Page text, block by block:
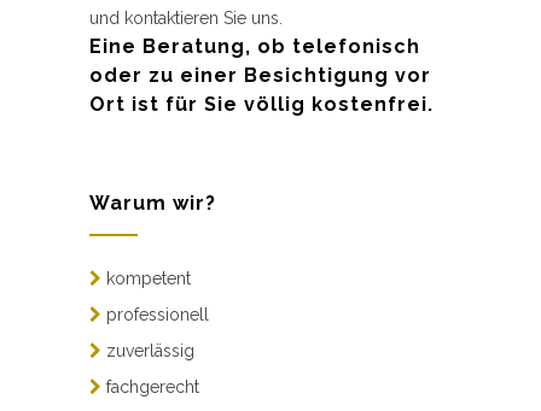
und kontaktieren Sie uns.
Eine Beratung, ob telefonisch
oder zu einer Besichtigung vor
Ort ist für Sie völlig kostenfrei.
Warum wir?
kompetent
professionell
zuverlässig
fachgerecht